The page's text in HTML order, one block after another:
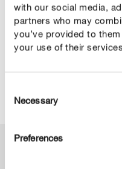
with our social media,
partners who may
you’ve provided to
your use of their
Selection
Necessary
Preferences
Jak zwalczać
Silnie zaatakowane